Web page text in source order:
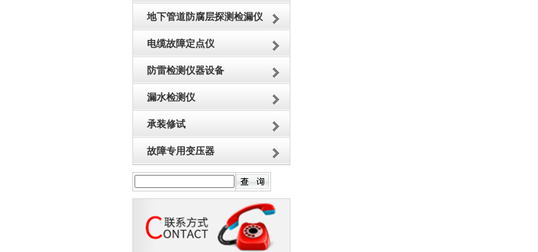
地下管道防腐层探测检漏仪
电缆故障定点仪
防雷检测仪器设备
漏水检测仪
承装修试
故障专用变压器